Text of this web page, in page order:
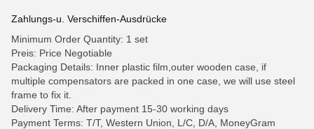
Zahlungs-u. Verschiffen-Ausdrücke
Minimum Order Quantity: 1 set
Preis: Price Negotiable
Packaging Details: Inner plastic film,outer wooden case, if
multiple compensators are packed in one case, we will use steel
frame to fix it.
Delivery Time: After payment 15-30 working days
Payment Terms: T/T, Western Union, L/C, D/A, MoneyGram